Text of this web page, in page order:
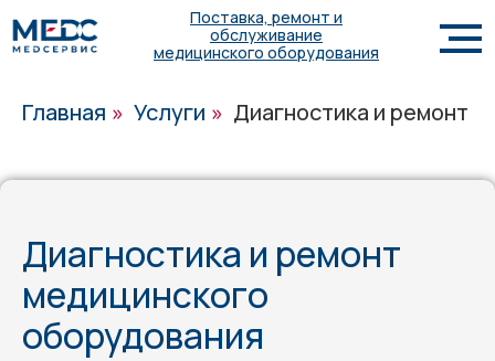
Поставка, ремонт и
обслуживание
медицинского оборудования
Главная » Услуги » Диагностика и ремонт
Диагностика и ремонт
медицинского
оборудования